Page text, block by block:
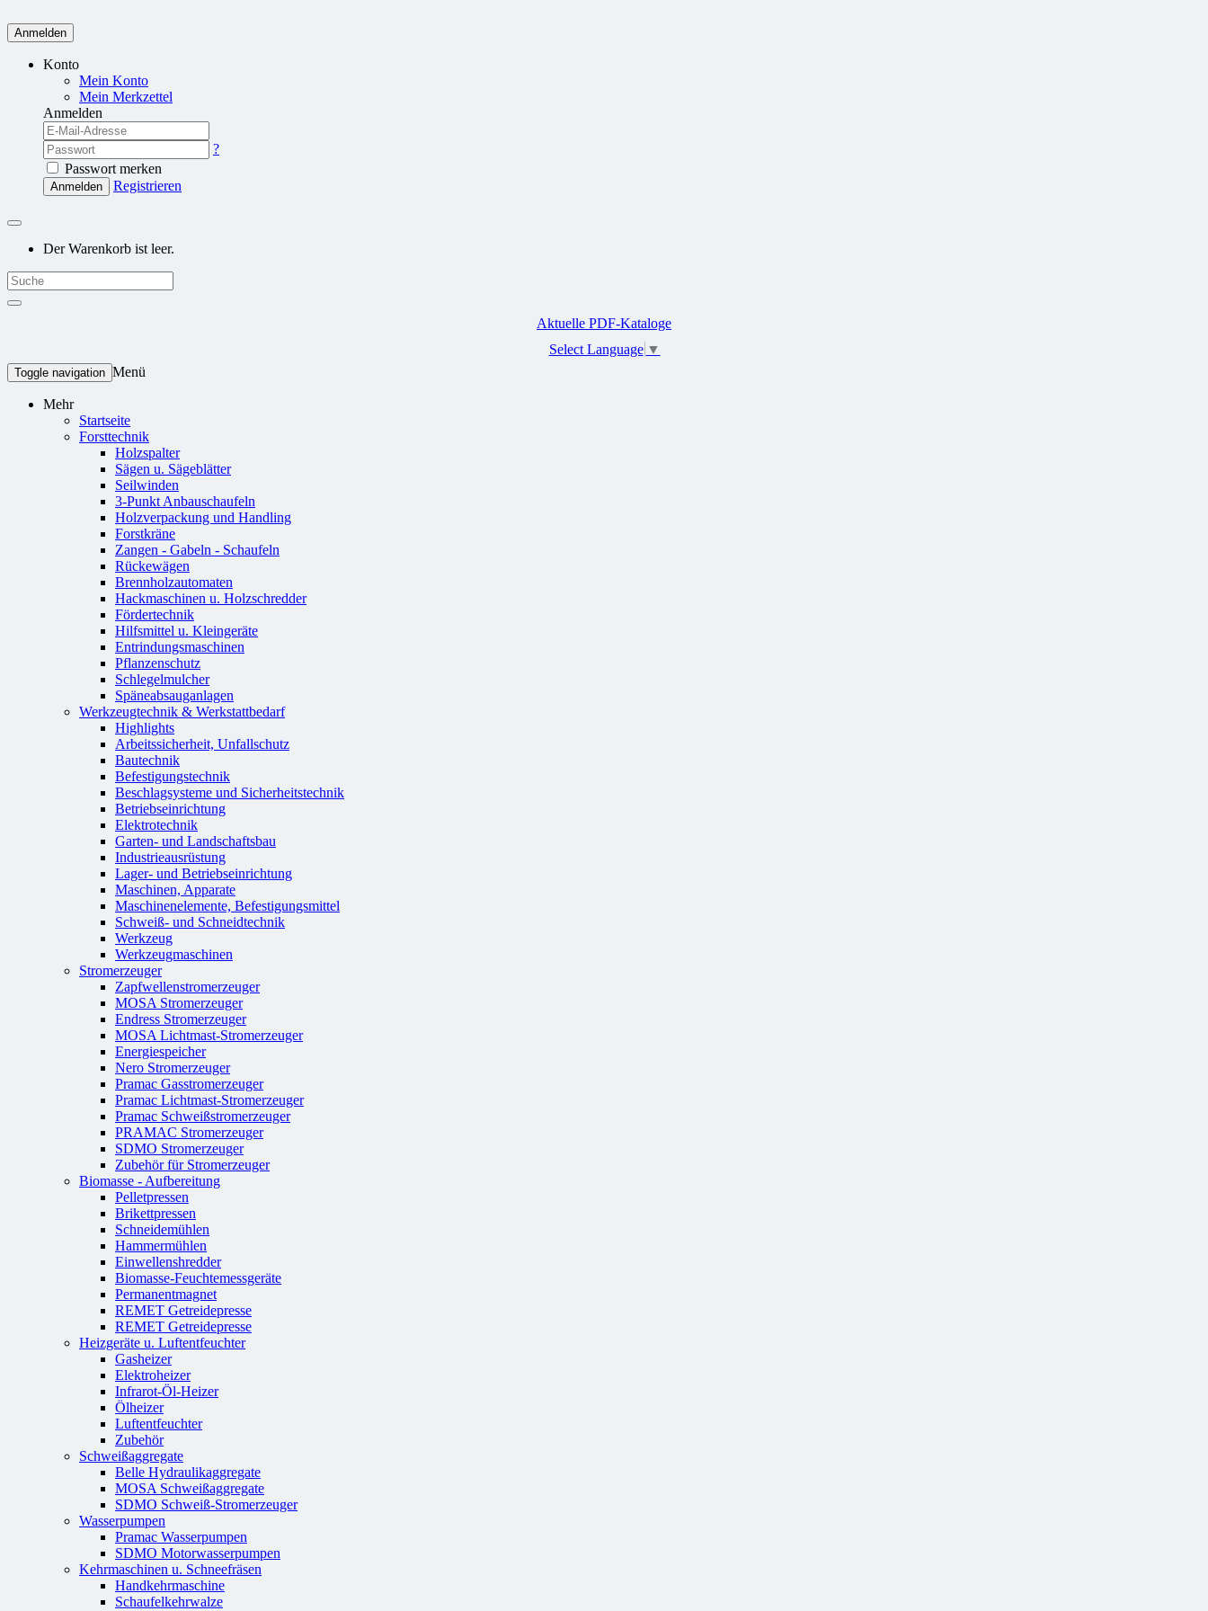
Anmelden
Konto
Mein Konto
Mein Merkzettel
Anmelden
?
Passwort merken
Anmelden Registrieren
Der Warenkorb ist leer.
Aktuelle PDF-Kataloge
Select Language ▼
Toggle navigation Menü
Mehr
Startseite
Forsttechnik
Holzspalter
Sägen u. Sägeblätter
Seilwinden
3-Punkt Anbauschaufeln
Holzverpackung und Handling
Forstkräne
Zangen - Gabeln - Schaufeln
Rückewägen
Brennholzautomaten
Hackmaschinen u. Holzschredder
Fördertechnik
Hilfsmittel u. Kleingeräte
Entrindungsmaschinen
Pflanzenschutz
Schlegelmulcher
Späneabsauganlagen
Werkzeugtechnik & Werkstattbedarf
Highlights
Arbeitssicherheit, Unfallschutz
Bautechnik
Befestigungstechnik
Beschlagsysteme und Sicherheitstechnik
Betriebseinrichtung
Elektrotechnik
Garten- und Landschaftsbau
Industrieausrüstung
Lager- und Betriebseinrichtung
Maschinen, Apparate
Maschinenelemente, Befestigungsmittel
Schweiß- und Schneidtechnik
Werkzeug
Werkzeugmaschinen
Stromerzeuger
Zapfwellenstromerzeuger
MOSA Stromerzeuger
Endress Stromerzeuger
MOSA Lichtmast-Stromerzeuger
Energiespeicher
Nero Stromerzeuger
Pramac Gasstromerzeuger
Pramac Lichtmast-Stromerzeuger
Pramac Schweißstromerzeuger
PRAMAC Stromerzeuger
SDMO Stromerzeuger
Zubehör für Stromerzeuger
Biomasse - Aufbereitung
Pelletpressen
Brikettpressen
Schneidemühlen
Hammermühlen
Einwellenshredder
Biomasse-Feuchtemessgeräte
Permanentmagnet
REMET Getreidepresse
REMET Getreidepresse
Heizgeräte u. Luftentfeuchter
Gasheizer
Elektroheizer
Infrarot-Öl-Heizer
Ölheizer
Luftentfeuchter
Zubehör
Schweißaggregate
Belle Hydraulikaggregate
MOSA Schweißaggregate
SDMO Schweiß-Stromerzeuger
Wasserpumpen
Pramac Wasserpumpen
SDMO Motorwasserpumpen
Kehrmaschinen u. Schneefräsen
Handkehrmaschine
Schaufelkehrwalze